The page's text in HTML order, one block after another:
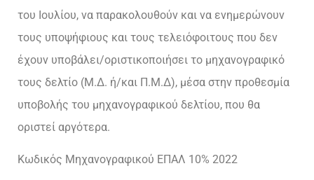
του Ιουλίου, να παρακολουθούν και να ενημερώνουν
τους υποψήφιους και τους τελειόφοιτους που δεν
έχουν υποβάλει/οριστικοποιήσει το μηχανογραφικό
τους δελτίο (Μ.Δ. ή/και Π.Μ.Δ), μέσα στην προθεσμία
υποβολής του μηχανογραφικού δελτίου, που θα
οριστεί αργότερα.
Κωδικός Μηχανογραφικού ΕΠΑΛ 10% 2022